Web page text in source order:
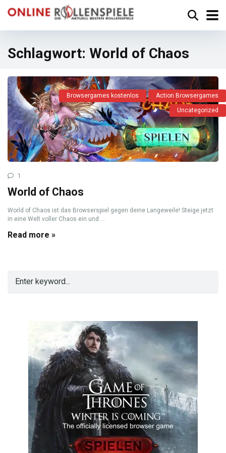
Schlagwort: World of Chaos
Browsergames kostenlos Action Browsergames
Uncategorized
1
World of Chaos
World of Chaos ist das Browserspiel gegen deine Langeweile! Steige jetzt
in eine Welt voller Chaos ein und ...
Read more »